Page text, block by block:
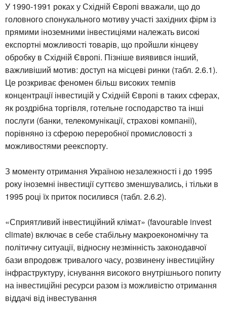
У 1990-1991 роках у Східній Європі вважали, що до
головного спонукального мотиву участі західних фірм із
прямими іноземними інвестиціями належать високі
експортні можливості товарів, що пройшли кінцеву
обробку в Східній Європі. Пізніше виявився інший,
важливіший мотив: доступ на місцеві ринки (табл. 2.6.1).
Це розкриває феномен більш високих темпів
концентрації інвестицій у Східній Європі в таких сферах,
як роздрібна торгівля, готельне господарство та інші
послуги (банки, телекомунікації, страхові компанії),
порівняно із сферою переробної промисловості з
можливостями реекспорту.
З моменту отримання Україною незалежності і до 1995
року іноземні інвестиції суттєво зменшувались, і тільки в
1995 році їх приток посилився (табл. 2.6.2).
«Сприятливий інвестиційний клімат» (favourable invest
climate) включає в себе стабільну макроекономічну та
політичну ситуації, відносну незмінність законодавчої
бази впродовж тривалого часу, розвинену інвестиційну
інфраструктуру, існування високого внутрішнього попиту
на інвестиційні ресурси разом із можливістю отримання
віддачі від інвестування